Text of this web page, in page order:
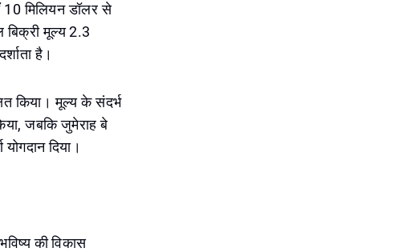
10 मिलियन डॉलर से
मूल्य 2.3
है।
किया। मूल्य के संदर्भ
जबकि जुमेराह बे
दिया।
की विकास